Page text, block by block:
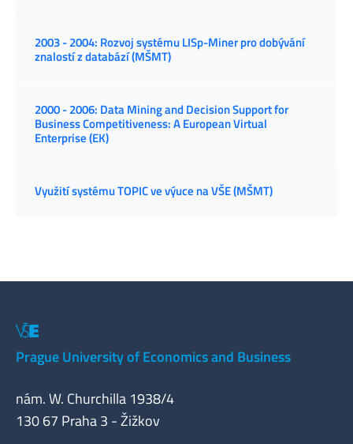
2003 - 2004: Rozvoj systému LISp-Miner pro dobývání
znalostí z databází (MŠMT)
2000 - 2006: Data Mining and Decision Support for
Business Competitiveness: A European Virtual
Enterprise (EK)
Využití systému TOPIC ve výuce na VŠE (MŠMT)
Prague University of Economics and Business
nám. W. Churchilla 1938/4
130 67 Praha 3 - Žižkov